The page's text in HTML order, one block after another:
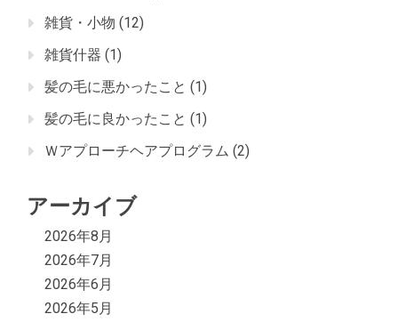
雑貨・小物 (12)
雑貨什器 (1)
髪の毛に悪かったこと (1)
髪の毛に良かったこと (1)
Ｗアプローチヘアプログラム (2)
アーカイブ
2026年8月
2026年7月
2026年6月
2026年5月